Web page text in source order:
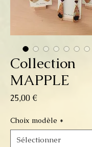
Collection
MAPPLE
25,00 €Prix
Choix modèle *